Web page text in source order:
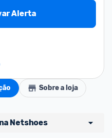
Alerta
Sobre a loja
Netshoes